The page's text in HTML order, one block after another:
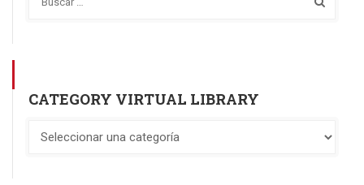
CATEGORY VIRTUAL LIBRARY